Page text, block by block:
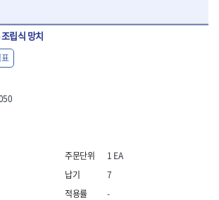
립식 망치
1 EA
7
-